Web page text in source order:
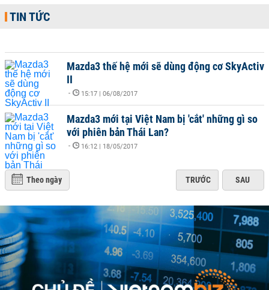
TIN TỨC
Mazda3 thế hệ mới sẽ dùng động cơ SkyActiv
II
- 15:17 | 06/08/2017
Mazda3 mới tại Việt Nam bị 'cắt' những gì so
với phiên bản Thái Lan?
- 16:12 | 18/05/2017
Theo ngày TRƯỚC SAU